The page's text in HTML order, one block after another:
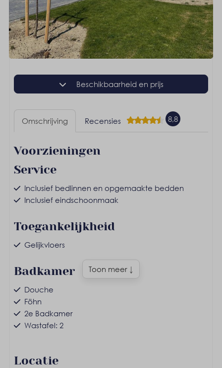
Beschikbaarheid en prijs
Omschrijving Recensies 8,8
Voorzieningen
Service
Inclusief bedlinnen en opgemaakte bedden
Inclusief eindschoonmaak
Toegankelijkheid
Gelijkvloers
Badkamer
Douche
Föhn
2e Badkamer
Wastafel: 2
Toon meer ↓
Locatie